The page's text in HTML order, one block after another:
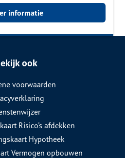
informatie
ook
voorwaarden
Risico's afdekken
Hypotheek
Vermogen opbouwen